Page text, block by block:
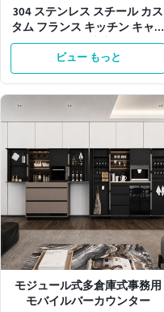
304 ステンレス スチール カス
タム フランス キッチン キャビ
ネット 大容量
ビュー もっと
モジュール式多倉庫式事務用
モバイルバーカウンター